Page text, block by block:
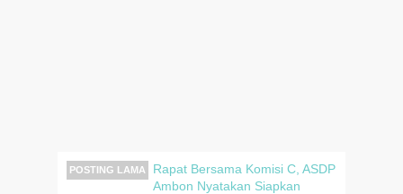
POSTING LAMA
Rapat Bersama Komisi C, ASDP
Ambon Nyatakan Siapkan